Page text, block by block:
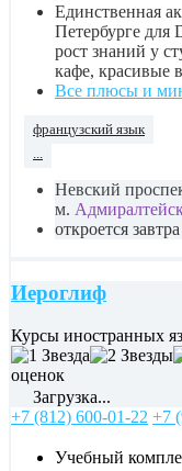
Единственная
Петербурге для
рост знаний у
кафе, красивые
Все плюсы и
французский язык
Невский
м.
откроется
Иероглиф
Курсы иностранных
оценок
Загрузка...
+7 (812) 600-01-22 +7
Учебный